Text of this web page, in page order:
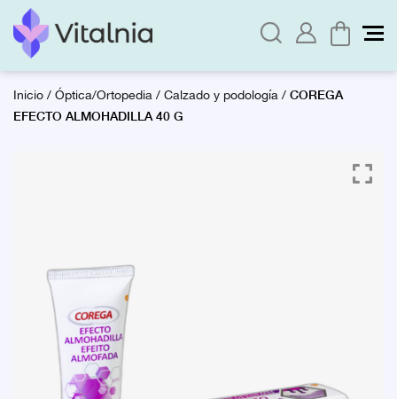
Inicio/Óptica/Ortopedia/Calzado y podología/ COREGA
EFECTO ALMOHADILLA 40 G